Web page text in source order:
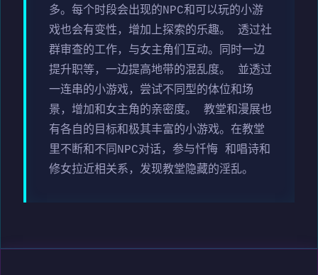
多。每个时段会出现的NPC和可以玩的小游
戏也会有变性，增加上探索的乐趣。 透过社
群审查的工作，与女主角们互动。同时一边
提升职等，一边提高地带的混乱度。 並透过
一连串的小游戏，尝试不同型的体位和场
景，增加和女主角的亲密度。 教堂和漫展也
有各自的目标和极其丰富的小游戏。在教堂
里不断和不同NPC对话，参与忏悔 和唱诗和
修女拉近相关系，发现教堂隐藏的淫乱。